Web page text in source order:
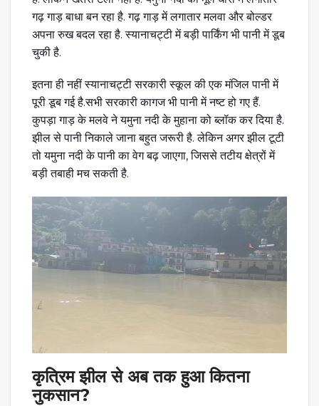
गढ़ गाड़ बाधा बन रहा है. गढ़ गाड़ में लगातार मलवा और बोल्डर
अपना रुख बदल रहा है. स्यानाचट्टी में बड़ी पार्किंग भी पानी में डूब
चुकी है.
इतना ही नहीं स्यानाचट्टी सरकारी स्कूल की एक मंजिल पानी में
पूरी डूब गई है.सभी सरकारी कागज भी पानी में नष्ट हो गए हैं.
कुपड़ा गाड़ के मलवे ने यमुना नदी के मुहाना को ब्लॉक कर दिया है.
झील से पानी निकाले जाना बहुत जरूरी है. लेकिन अगर झील टूटी
तो यमुना नदी के पानी का वेग बढ़ जाएगा, जिससे तटीय क्षेत्रों में
बड़ी तबाही मच सकती है.
कृत्रिम झील से अब तक हुआ कितना
नुकसान?